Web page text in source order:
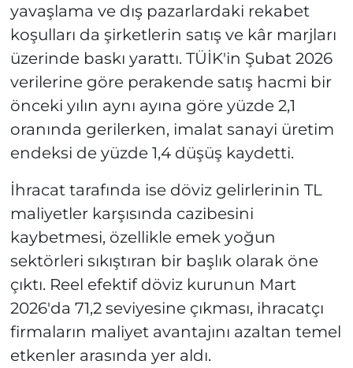
yavaşlama ve dış pazarlardaki rekabet
koşulları da şirketlerin satış ve kâr marjları
üzerinde baskı yarattı. TÜİK'in Şubat 2026
verilerine göre perakende satış hacmi bir
önceki yılın aynı ayına göre yüzde 2,1
oranında gerilerken, imalat sanayi üretim
endeksi de yüzde 1,4 düşüş kaydetti.
İhracat tarafında ise döviz gelirlerinin TL
maliyetler karşısında cazibesini
kaybetmesi, özellikle emek yoğun
sektörleri sıkıştıran bir başlık olarak öne
çıktı. Reel efektif döviz kurunun Mart
2026'da 71,2 seviyesine çıkması, ihracatçı
firmaların maliyet avantajını azaltan temel
etkenler arasında yer aldı.